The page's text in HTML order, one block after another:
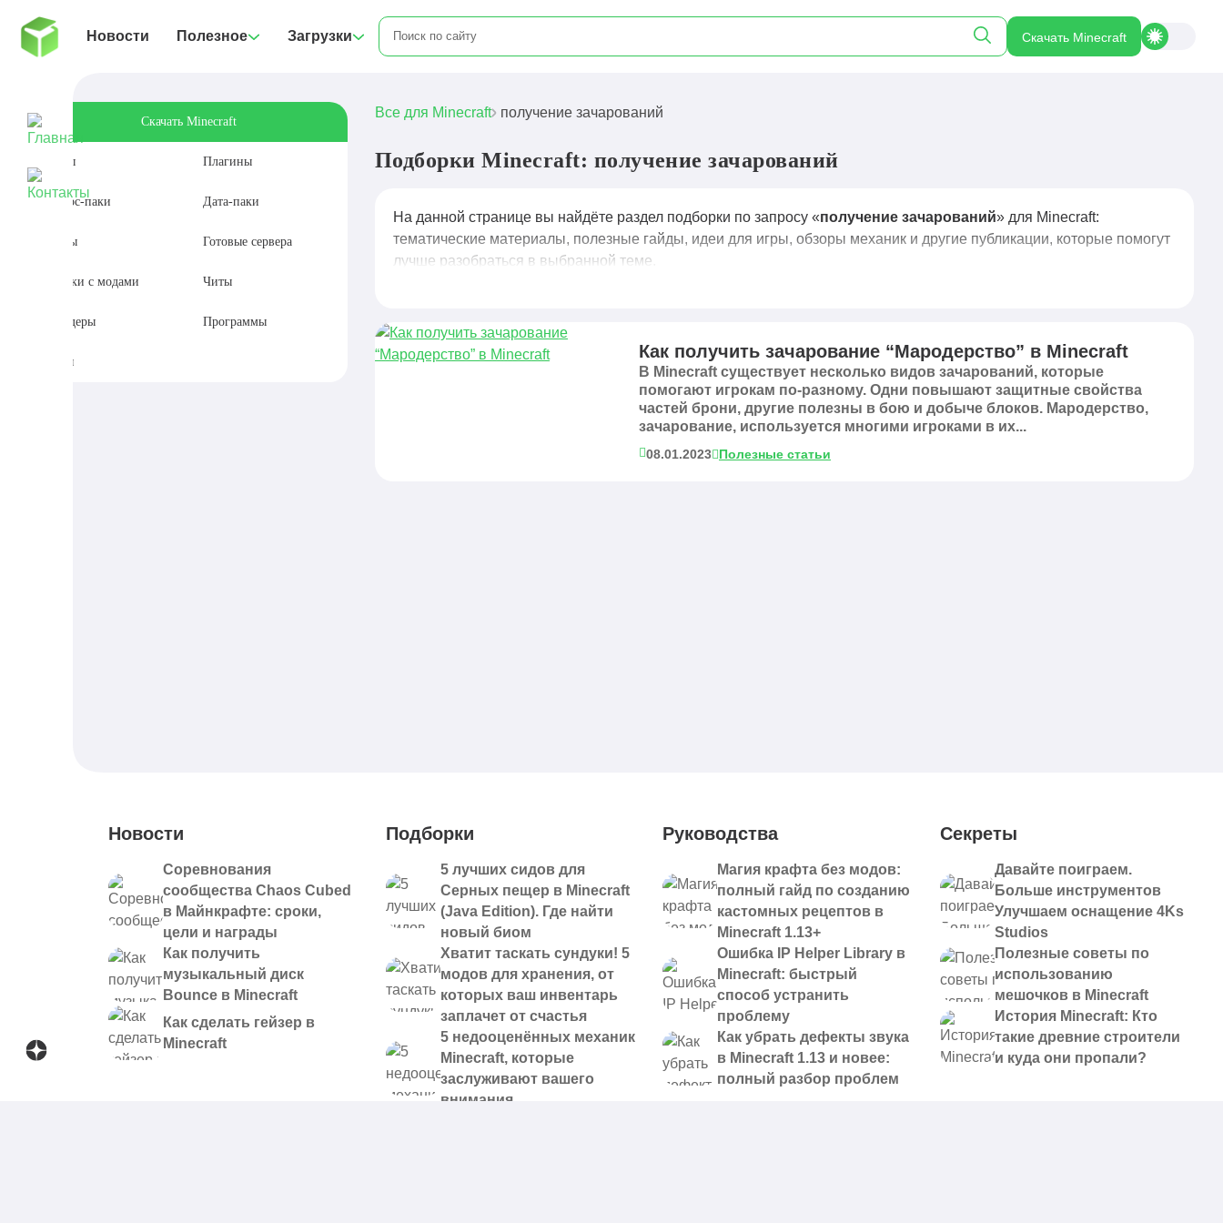
Новости Полезное Загрузки Скачать Minecraft
Скачать Minecraft
Моды Плагины
Ресурс-паки Дата-паки
Карты Готовые сервера
Сборки с модами Читы
Шейдеры Программы
Сиды
Все для Minecraft получение зачарований
Подборки Minecraft: получение зачарований
На данной странице вы найдёте раздел подборки по запросу «получение зачарований» для Minecraft:
тематические материалы, полезные гайды, идеи для игры, обзоры механик и другие публикации, которые помогут
лучше разобраться в выбранной теме.
Как получить зачарование “Мародерство” в Minecraft
В Minecraft существует несколько видов зачарований, которые
помогают игрокам по-разному. Одни повышают защитные свойства
частей брони, другие полезны в бою и добыче блоков. Мародерство,
зачарование, используется многими игроками в их...
08.01.2023 Полезные статьи
Новости
Соревнования
сообщества Chaos Cubed
в Майнкрафте: сроки,
цели и награды
Как получить
музыкальный диск
Bounce в Minecraft
Как сделать гейзер в
Minecraft
Подборки
5 лучших сидов для
Серных пещер в Minecraft
(Java Edition). Где найти
новый биом
Хватит таскать сундуки! 5
модов для хранения, от
которых ваш инвентарь
заплачет от счастья
5 недооценённых механик
Minecraft, которые
заслуживают вашего
внимания
Руководства
Магия крафта без модов:
полный гайд по созданию
кастомных рецептов в
Minecraft 1.13+
Ошибка IP Helper Library в
Minecraft: быстрый
способ устранить
проблему
Как убрать дефекты звука
в Minecraft 1.13 и новее:
полный разбор проблем
Секреты
Давайте поиграем.
Больше инструментов
Улучшаем оснащение 4Ks
Studios
Полезные советы по
использованию
мешочков в Minecraft
История Minecraft: Кто
такие древние строители
и куда они пропали?